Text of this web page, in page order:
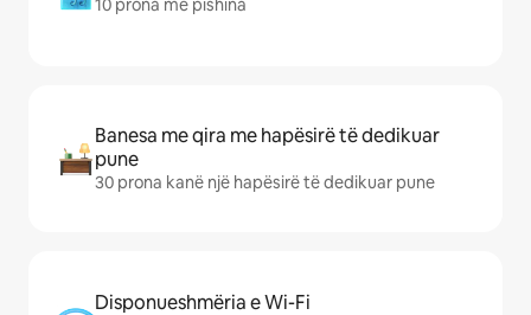
10 prona me pishina
Banesa me qira me hapësirë të dedikuar
pune
30 prona kanë një hapësirë të dedikuar pune
Disponueshmëria e Wi-Fi